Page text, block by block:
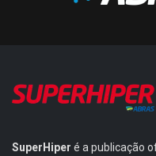
SuperHiper é a publicação